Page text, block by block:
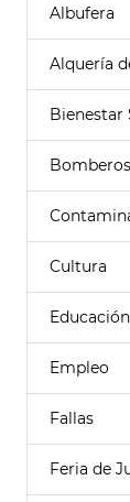
Albufera
Alquería
Bienestar
Bomberos
Cultura
Educación
Empleo
Fallas
Feria de